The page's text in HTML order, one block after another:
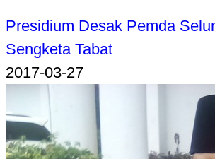
Presidium Desak Pemda
Sengketa Tabat
2017-03-27